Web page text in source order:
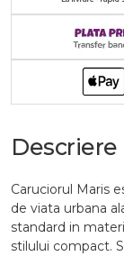
Descriere
Caruciorul Maris
de viata urbana
standard in
stilului compact.